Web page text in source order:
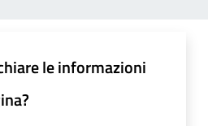
le informazioni